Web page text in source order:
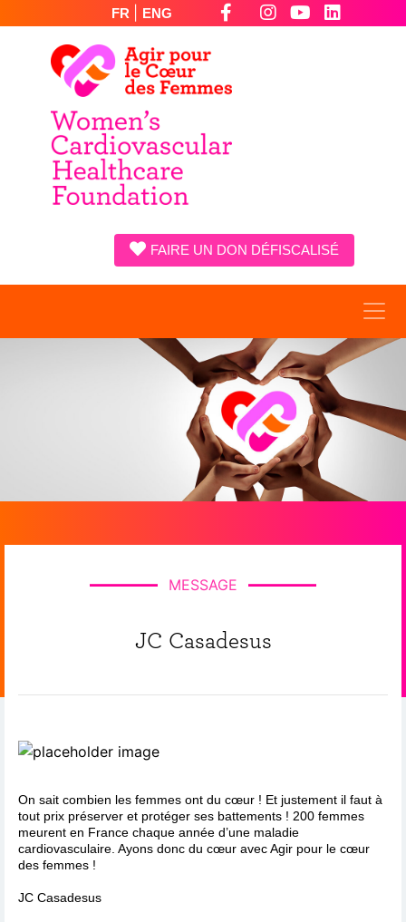
FR ENG
FAIRE UN DON DÉFISCALISÉ
MESSAGE
JC Casadesus
On sait combien les femmes ont du cœur ! Et justement il faut à
tout prix préserver et protéger ses battements ! 200 femmes
meurent en France chaque année d’une maladie
cardiovasculaire. Ayons donc du cœur avec Agir pour le cœur
des femmes !
JC Casadesus